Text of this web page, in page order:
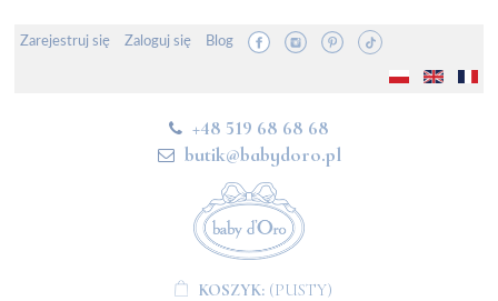
Zarejestruj się Zaloguj się Blog
+48 519 68 68 68
butik@babydoro.pl
KOSZYK: (PUSTY)